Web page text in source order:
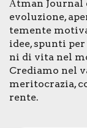
Ātman Jour­nal
evo­lu­zio­ne,
te­men­te
idee, spun­ti
ni di vita nel
Cre­dia­mo nel
meri­to­cra­zia,
ren­te.